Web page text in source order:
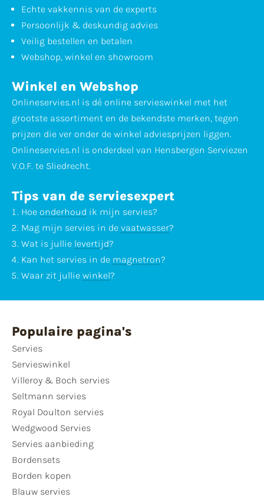
Echte vakkennis van de experts
Persoonlijk & deskundig advies
Veilig bestellen en betalen
Webshop, winkel en showroom
Winkel en Webshop
Onlineservies.nl is dé online servieswinkel met het
grootste assortiment en de bekendste merken, tegen
prijzen die ver onder de winkel adviesprijzen liggen.
Onlineservies.nl is onderdeel van Hensbergen Serviezen
V.O.F. te Sliedrecht.
Tips van de serviesexpert
Hoe onderhoud ik mijn servies?
Mag mijn servies in de vaatwasser?
Wat is jullie levertijd?
Kan het servies in de magnetron?
Waar zit jullie winkel?
Populaire pagina's
Servies
Servieswinkel
Villeroy & Boch servies
Seltmann servies
Royal Doulton servies
Wedgwood Servies
Servies aanbieding
Bordensets
Borden kopen
Blauw servies